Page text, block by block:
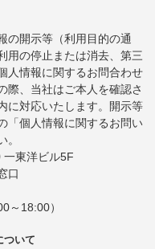
の開示等（利用目的の通
用の停止または消去、第三
人情報に関するお問合わせ
際、当社はご本人を確認さ
に対応いたします。開示等
「個人情報に関するお問い
。
東洋ビル5F
口
～18:00）
ついて